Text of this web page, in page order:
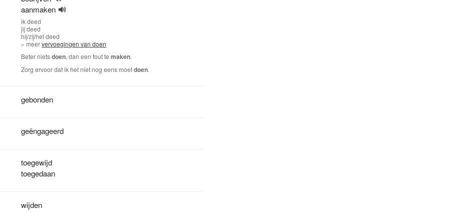
aanmaken
ikdeed
jijdeed
hij/zij/hetdeed
» meervervoegingen van doen
Beter nietsdoen, dan een fout temaken.
Zorg ervoor dat ik het niet nog eens moetdoen.
gebonden
geëngageerd
toegewijd
toegedaan
wijden